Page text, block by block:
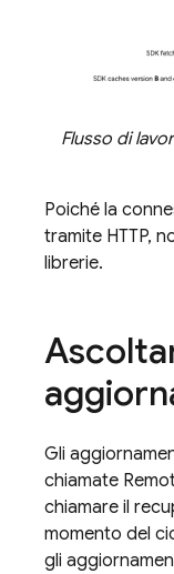
Flusso di
Poiché la
tramite HTTP,
librerie.
Gli
chiamate
chiamare il
momento del
gli